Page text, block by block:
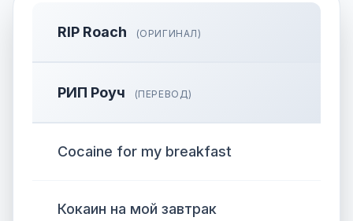
RIP Roach (ОРИГИНАЛ)
РИП Роуч (ПЕРЕВОД)
Cocaine for my breakfast
Кокаин на мой завтрак